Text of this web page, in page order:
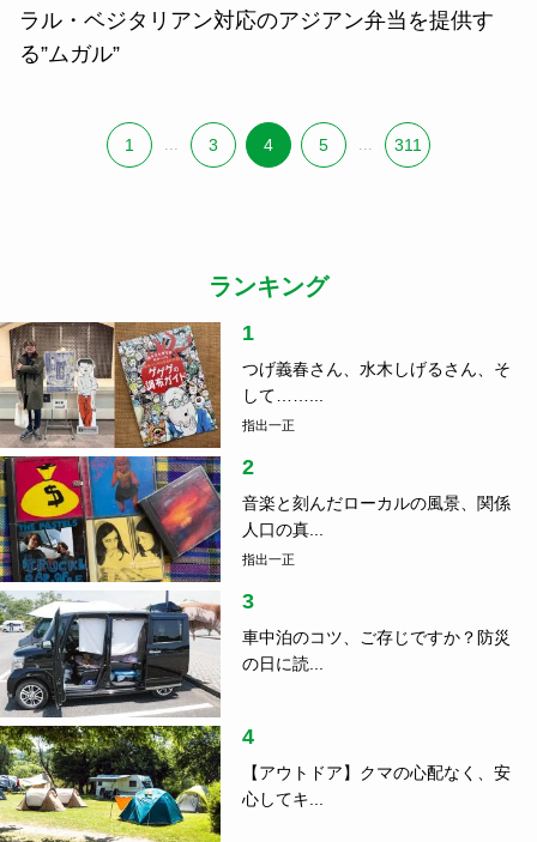
ラル・ベジタリアン対応のアジアン弁当を提供す
る”ムガル”
1 3 4 5 311
ランキング
1
つげ義春さん、水木しげるさん、そ
して……...
指出一正
2
音楽と刻んだローカルの風景、関係
人口の真...
指出一正
3
車中泊のコツ、ご存じですか？防災
の日に読...
4
【アウトドア】クマの心配なく、安
心してキ...